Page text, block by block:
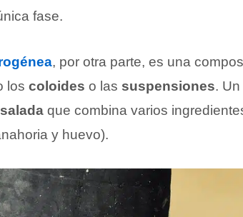
fase.
, por otra parte, es una
los coloides o las suspensiones.
que combina varios
y huevo).